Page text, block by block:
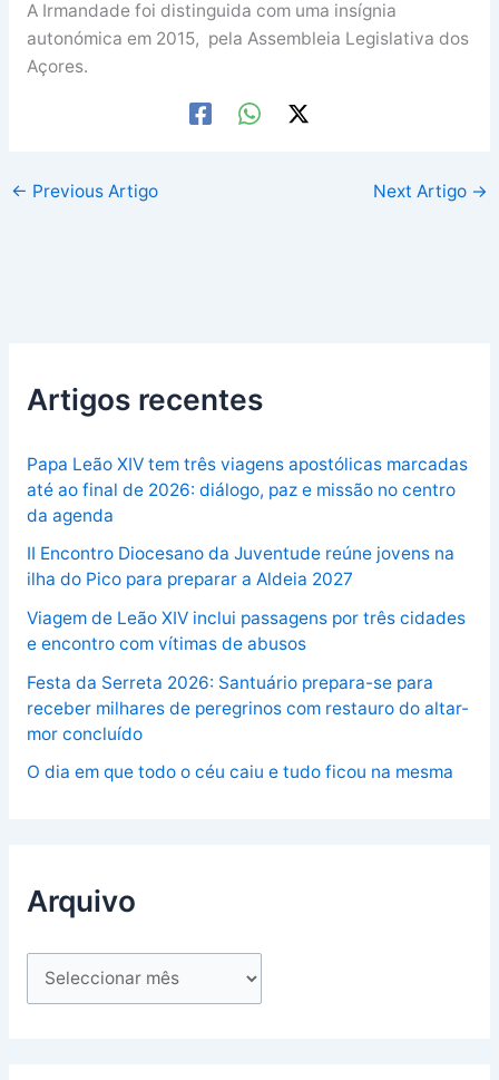
A Irmandade foi distinguida com uma insígnia
autonómica em 2015, pela Assembleia Legislativa dos
Açores.
← Previous Artigo Next Artigo →
Artigos recentes
Papa Leão XIV tem três viagens apostólicas marcadas
até ao final de 2026: diálogo, paz e missão no centro
da agenda
II Encontro Diocesano da Juventude reúne jovens na
ilha do Pico para preparar a Aldeia 2027
Viagem de Leão XIV inclui passagens por três cidades
e encontro com vítimas de abusos
Festa da Serreta 2026: Santuário prepara-se para
receber milhares de peregrinos com restauro do altar-
mor concluído
O dia em que todo o céu caiu e tudo ficou na mesma
Arquivo